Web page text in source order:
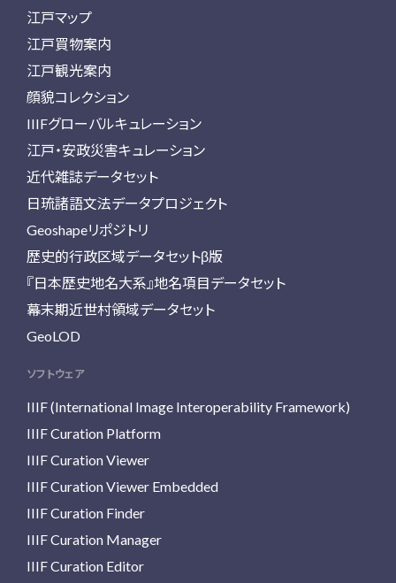
江戸マップ
江戸買物案内
江戸観光案内
顔貌コレクション
IIIFグローバルキュレーション
江戸・安政災害キュレーション
近代雑誌データセット
日琉諸語文法データプロジェクト
Geoshapeリポジトリ
歴史的行政区域データセットβ版
『日本歴史地名大系』地名項目データセット
幕末期近世村領域データセット
GeoLOD
ソフトウェア
IIIF (International Image Interoperability Framework)
IIIF Curation Platform
IIIF Curation Viewer
IIIF Curation Viewer Embedded
IIIF Curation Finder
IIIF Curation Manager
IIIF Curation Editor